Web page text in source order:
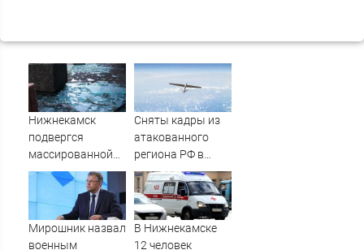
Нижнекамск
подвергся
массированной
атаке БПЛА, есть
погибшие
Сняты кадры из
атакованного
региона РФ в
1200 км от
границы
Мирошник назвал
военным
В Нижнекамске
12 человек